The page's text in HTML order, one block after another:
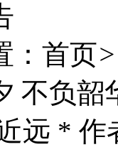
首页>
不负韶
远 * 作